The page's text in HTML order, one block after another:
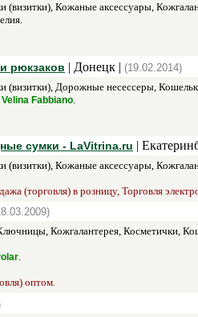
(визитки), Кожаные аксессуары,
рюкзаков | Донецк | (19.02.2014)
(визитки), Дорожные несессеры,
Velina Fabbiano.
сумки - LaVitrina.ru |
(визитки), Кожаные аксессуары,
(торговля) в розницу, Торговля
Кожгалантерея, Косметички,
.
оптом.